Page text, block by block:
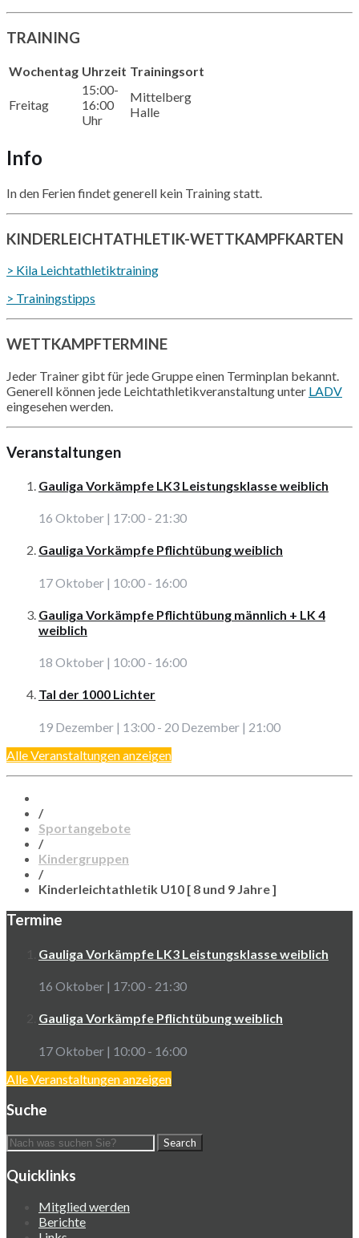
TRAINING
Wochentag Uhrzeit Trainingsort
Freitag
15:00-
16:00
Uhr
Mittelberg
Halle
Info
In den Ferien findet generell kein Training statt.
KINDERLEICHTATHLETIK-WETTKAMPFKARTEN
> Kila Leichtathletiktraining
> Trainingstipps
WETTKAMPFTERMINE
Jeder Trainer gibt für jede Gruppe einen Terminplan bekannt.
Generell können jede Leichtathletikveranstaltung unter LADV
eingesehen werden.
Veranstaltungen
Gauliga Vorkämpfe LK3 Leistungsklasse weiblich
16 Oktober | 17:00 - 21:30
Gauliga Vorkämpfe Pflichtübung weiblich
17 Oktober | 10:00 - 16:00
Gauliga Vorkämpfe Pflichtübung männlich + LK 4
weiblich
18 Oktober | 10:00 - 16:00
Tal der 1000 Lichter
19 Dezember | 13:00 - 20 Dezember | 21:00
Alle Veranstaltungen anzeigen
/
Sportangebote
/
Kindergruppen
/
Kinderleichtathletik U10 [ 8 und 9 Jahre ]
Termine
Gauliga Vorkämpfe LK3 Leistungsklasse weiblich
16 Oktober | 17:00 - 21:30
Gauliga Vorkämpfe Pflichtübung weiblich
17 Oktober | 10:00 - 16:00
Alle Veranstaltungen anzeigen
Suche
Quicklinks
Mitglied werden
Berichte